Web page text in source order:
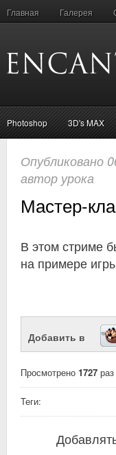
Главная Галерея
Photoshop 3D's MAX
Опубликовано
автор урока
Мастер-
В этом стриме
на примере
Добавить в
Просмотрено 1727
Теги: